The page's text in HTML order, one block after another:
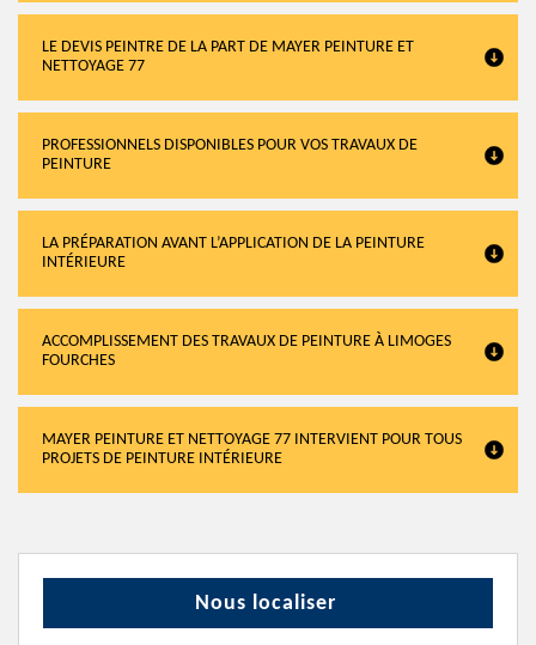
LE DEVIS PEINTRE DE LA PART DE MAYER PEINTURE ET
NETTOYAGE 77
PROFESSIONNELS DISPONIBLES POUR VOS TRAVAUX DE
PEINTURE
LA PRÉPARATION AVANT L’APPLICATION DE LA PEINTURE
INTÉRIEURE
ACCOMPLISSEMENT DES TRAVAUX DE PEINTURE À LIMOGES
FOURCHES
MAYER PEINTURE ET NETTOYAGE 77 INTERVIENT POUR TOUS
PROJETS DE PEINTURE INTÉRIEURE
Nous localiser